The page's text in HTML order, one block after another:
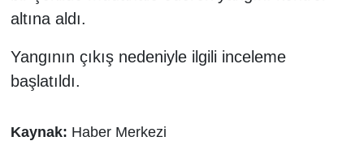
altına aldı.
Yangının çıkış nedeniyle ilgili inceleme
başlatıldı.
Kaynak: Haber Merkezi